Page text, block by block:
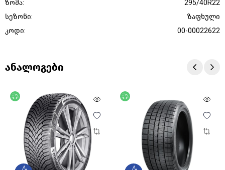
ზომა:
295/40R22
სეზონი:
ზაფხული
კოდი:
00-00022622
ანალოგები
უფასო მიწოდება